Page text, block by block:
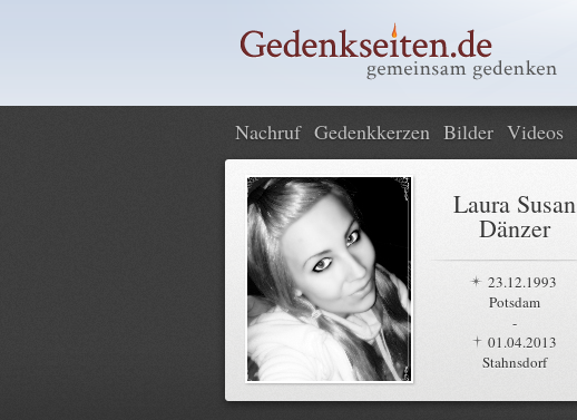
Nachruf Gedenkkerzen Bilder Videos
Laura Susan
Dänzer
23.12.1993
Potsdam
-
01.04.2013
Stahnsdorf